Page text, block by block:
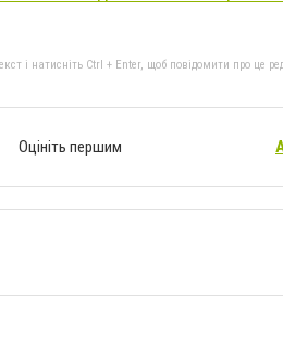
і натисніть Ctrl + Enter, щоб повідомити про це
Оцініть першим